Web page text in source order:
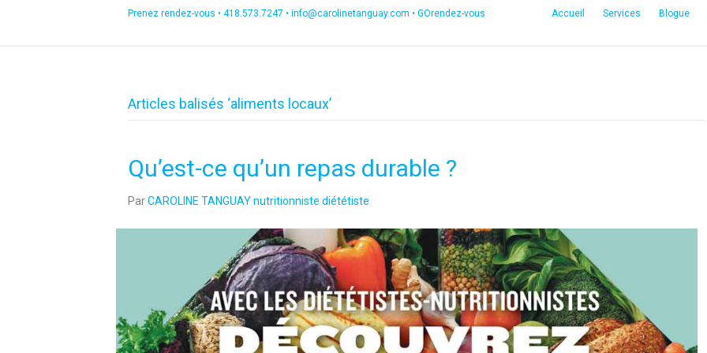
Prenez rendez-vous • 418.573.7247 • info@carolinetanguay.com • GOrendez-vous Accueil Services Blogue
Articles balisés ‘aliments locaux’
Qu’est-ce qu’un repas durable ?
ParCAROLINE TANGUAY nutritionniste diététiste